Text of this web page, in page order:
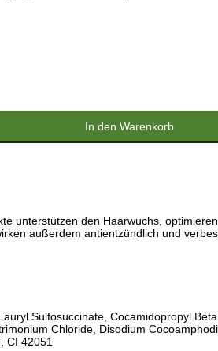
In den Warenkorb
unterstützen den Haarwuchs,
außerdem antientzündlich und
Sulfosuccinate, Cocamidopropyl
Chloride, Disodium
CI 42051